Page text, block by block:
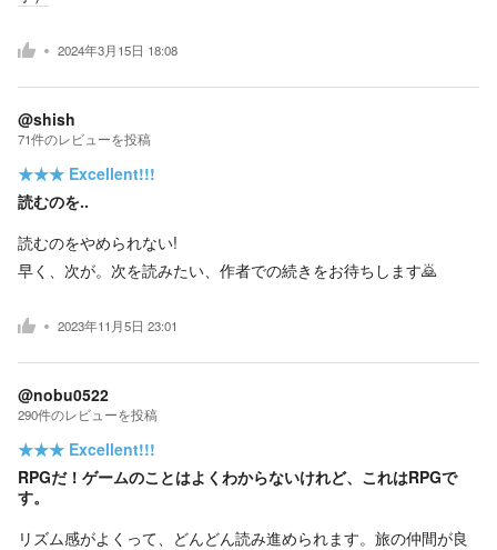
2024年3月15日 18:08
@shish
71件のレビューを投稿
★★★ Excellent!!!
読むのを‥
読むのをやめられない!
早く、次が。次を読みたい、作者での続きをお待ちします🙇
2023年11月5日 23:01
@nobu0522
290件のレビューを投稿
★★★ Excellent!!!
RPGだ！ゲームのことはよくわからないけれど、これはRPGで
す。
リズム感がよくって、どんどん読み進められます。旅の仲間が良